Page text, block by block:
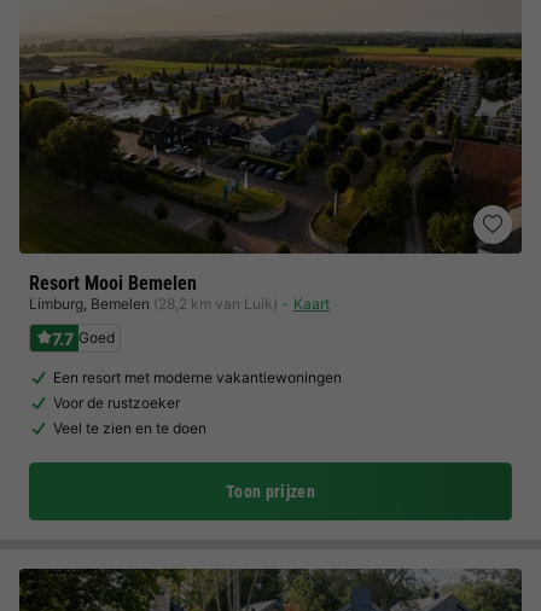
Resort Mooi Bemelen
Limburg, Bemelen (28,2 km van Luik) Kaart
7.7 Goed
Een resort met moderne vakantiewoningen
Voor de rustzoeker
Veel te zien en te doen
Toon prijzen